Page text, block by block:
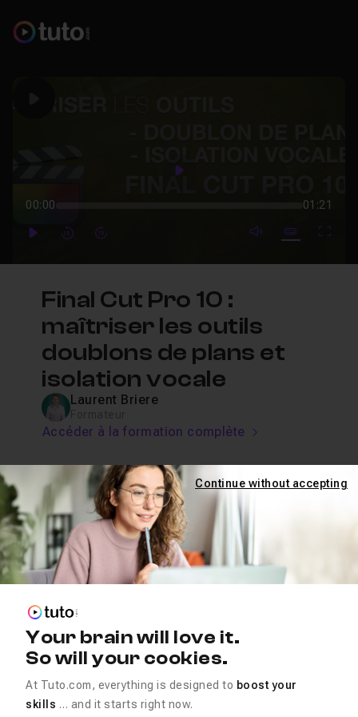
Play
00:00 01:21
PlayForwardForward mute video
Subtitles
Final Cut Pro 10 :
maîtriser les outils
doublons de plans et
isolation vocale
Laurent Briere
Accéder à la formation complète